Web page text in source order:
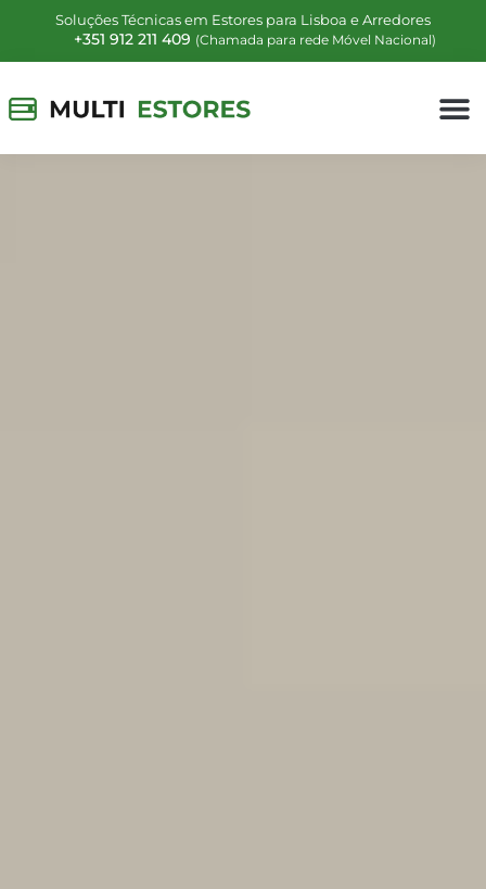
Soluções Técnicas em Estores para Lisboa e Arredores
+351 912 211 409 (Chamada para rede Móvel Nacional)